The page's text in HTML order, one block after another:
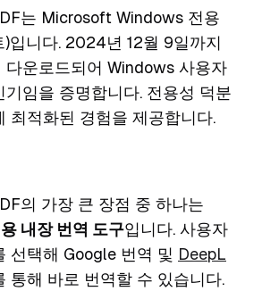
는 Microsoft Windows 전용
입니다. 2024년 12월 9일까지
운로드되어 Windows 사용자
기임을 증명합니다. 전용성 덕분
최적화된 경험을 제공합니다.
의 가장 큰 장점 중 하나는
내장 번역 도구입니다. 사용자
선택해 Google 번역 및 DeepL
통해 바로 번역할 수 있습니다.